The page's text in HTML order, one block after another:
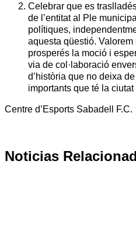
Celebrar que es
de l’entitat al Ple
polítiques,
aquesta qüestió.
prosperés la moció i
via de col·laboració
d’història que no deixa
importants que té la
Centre d’Esports Sabadell F.C.
Noticias